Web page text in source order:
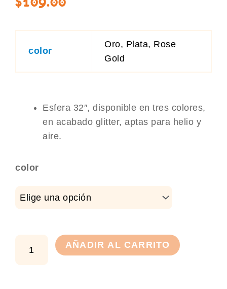
color
Oro, Plata, Rose
Gold
Esfera 32″, disponible en tres colores,
en acabado glitter, aptas para helio y
aire.
color
esfera
32"
AÑADIR AL CARRITO